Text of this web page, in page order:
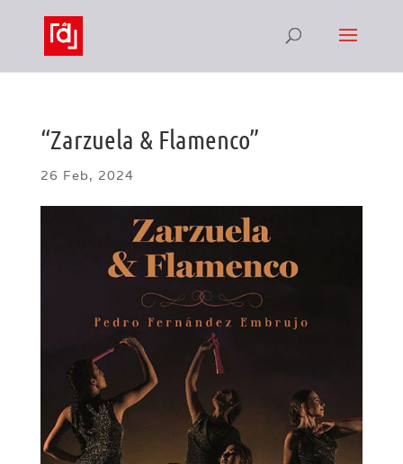
“Zarzuela & Flamenco”
26 Feb, 2024